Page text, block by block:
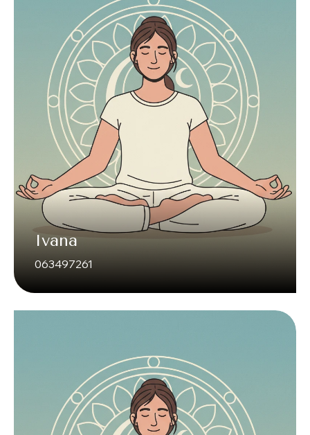
Ivana
063497261